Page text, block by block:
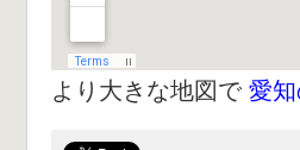
より大きな地図で 愛